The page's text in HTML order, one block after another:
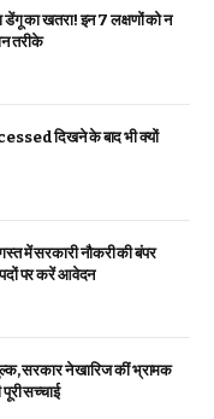
का खतरा! इन 7 लक्षणों को न
तरीके
दिखने के बाद भी क्यों
सरकारी नौकरी की बंपर
पर करें आवेदन
सरकार ने खारिज कीं भ्रामक
सच्चाई